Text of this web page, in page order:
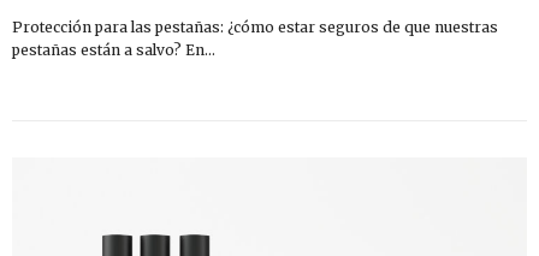
Protección para las pestañas: ¿cómo estar seguros de que nuestras
pestañas están a salvo? En…